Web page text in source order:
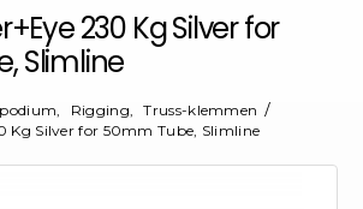
230 Kg Silver for
Slimline
podium, Rigging,
Truss-klemmen
Kg Silver for 50mm Tube, Slimline